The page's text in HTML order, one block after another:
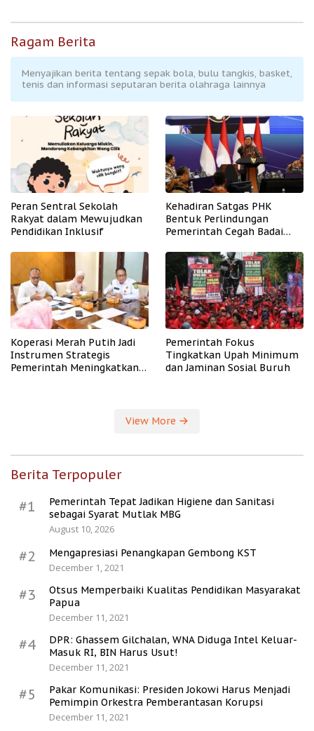
Ragam Berita
Menyajikan berita tentang sepak bola, bulu tangkis, basket,
tenis dan informasi seputaran berita olahraga lainnya
Peran Sentral Sekolah
Rakyat dalam Mewujudkan
Pendidikan Inklusif
Kehadiran Satgas PHK
Bentuk Perlindungan
Pemerintah Cegah Badai
Koperasi Merah Putih Jadi
Instrumen Strategis
Pemerintah Meningkatkan
Pemerintah Fokus
Tingkatkan Upah Minimum
dan Jaminan Sosial Buruh
View More
Berita Terpopuler
#1
Pemerintah Tepat Jadikan Higiene dan Sanitasi
sebagai Syarat Mutlak MBG
August 10, 2026
#2
Mengapresiasi Penangkapan Gembong KST
December 1, 2021
#3
Otsus Memperbaiki Kualitas Pendidikan Masyarakat
Papua
December 11, 2021
#4
DPR: Ghassem Gilchalan, WNA Diduga Intel Keluar-
Masuk RI, BIN Harus Usut!
December 11, 2021
#5
Pakar Komunikasi: Presiden Jokowi Harus Menjadi
Pemimpin Orkestra Pemberantasan Korupsi
December 11, 2021